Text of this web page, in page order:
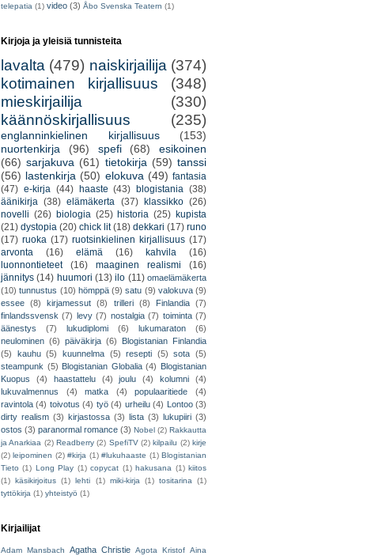
telepatia (1) video (3) Åbo Svenska Teatern (1)
Kirjoja ja yleisiä tunnisteita
lavalta (479) naiskirjailija (374)
kotimainen kirjallisuus
(348)
mieskirjailija
(330)
käännöskirjallisuus
(235)
englanninkielinen kirjallisuus
(153)
nuortenkirja
(96) spefi (68)
esikoinen
(66) sarjakuva (61) tietokirja (59) tanssi
(56) lastenkirja (50) elokuva (49) fantasia
(47) e-kirja (44) haaste (43) blogistania (38)
äänikirja (38) elämäkerta (37) klassikko (26)
novelli (26) biologia (25) historia (25) kupista
(21) dystopia (20) chick lit (18) dekkari (17) runo
(17) ruoka (17) ruotsinkielinen kirjallisuus (17)
arvonta
(16) elämä (16) kahvila
(16)
luonnontieteet
(16) maaginen realismi
(16)
jännitys (14) huumori (13) ilo (11) omaelämäkerta
(10) tunnustus (10) hömppä (9) satu (9) valokuva (9)
essee (8) kirjamessut (8) trilleri (8) Finlandia (7)
finlandssvensk (7) levy (7) nostalgia (7) toiminta (7)
äänestys
(7) lukudiplomi (6) lukumaraton
(6)
neulominen (6) päiväkirja (6)
Blogistanian Finlandia
(5)
kauhu (5) kuunnelma (5) resepti (5) sota (5)
steampunk (5) Blogistanian Globalia (4)
Blogistanian
Kuopus
(4) haastattelu (4) joulu (4) kolumni
(4)
lukuvalmennus
(4) matka (4) populaaritiede
(4)
ravintola (4) toivotus (4) työ (4) urheilu (4) Lontoo (3)
dirty realism (3) kirjastossa (3) lista (3) lukupiiri (3)
ostos (3) paranormal romance (3) Nobel (2) Rakkautta
ja Anarkiaa (2) Readberry (2) SpefiTV (2) kilpailu (2) kirje
(2) leipominen (2) #kirja (1) #lukuhaaste (1) Blogistanian
Tieto (1) Long Play (1) copycat (1) hakusana (1) kiitos
(1) käsikirjoitus (1) lehti (1) miki-kirja (1) tositarina (1)
tyttökirja (1) yhteistyö (1)
Kirjailijat
Adam Mansbach Agatha Christie Agota Kristof Aina